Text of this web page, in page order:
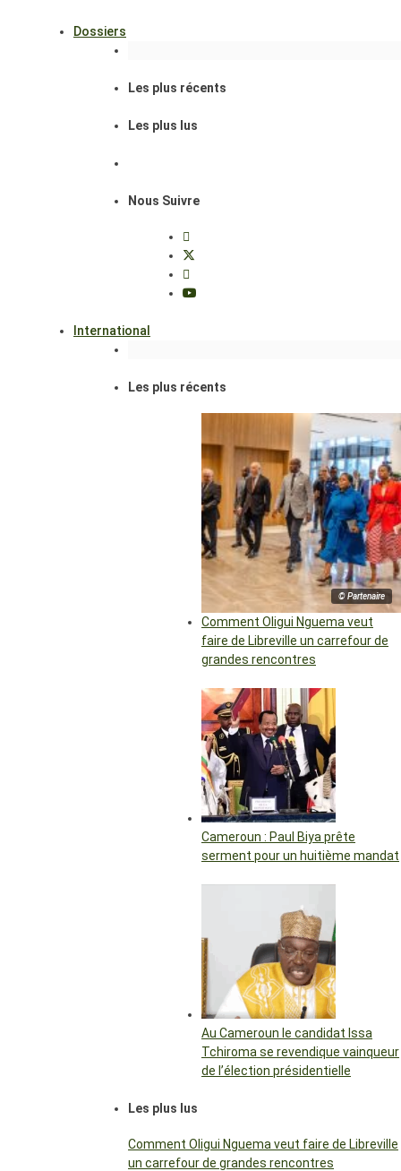
Dossiers
Les plus récents
Les plus lus
Nous Suivre
International
Les plus récents
© Partenaire
Comment Oligui Nguema veut
faire de Libreville un carrefour de
grandes rencontres
Cameroun : Paul Biya prête
serment pour un huitième mandat
Au Cameroun le candidat Issa
Tchiroma se revendique vainqueur
de l’élection présidentielle
Les plus lus
Comment Oligui Nguema veut faire de Libreville
un carrefour de grandes rencontres